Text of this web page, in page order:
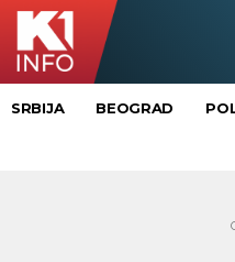
SRBIJA BEOGRAD